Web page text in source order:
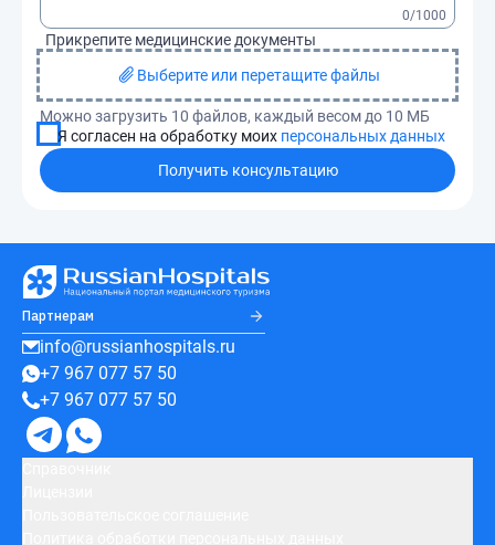
0/1000
Прикрепите медицинские документы
Выберите или перетащите файлы
Можно загрузить 10 файлов, каждый весом до 10 МБ
Я согласен на обработку моих персональных данных
Получить консультацию
Партнерам
info@russianhospitals.ru
+7 967 077 57 50
+7 967 077 57 50